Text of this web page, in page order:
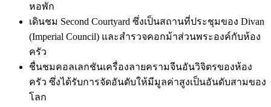
หอพัก
เดินชม Second Courtyard ซึ่งเป็นสถานที่ประชุมของ Divan
(Imperial Council) และสำรวจคอกม้าส่วนพระองค์กับห้อง
ครัว
ชื่นชมคอลเลกชันเครื่องลายครามจีนอันวิจิตรของห้อง
ครัว ซึ่งได้รับการจัดอันดับให้มีมูลค่าสูงเป็นอันดับสามของ
โลก